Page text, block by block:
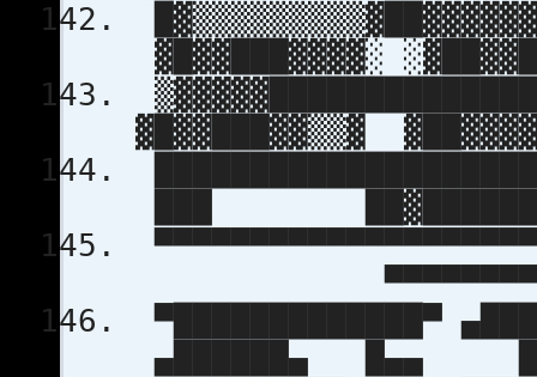
▓█▓▓███▓▓▓▓░
▓█▓▓███▓▓▒▒▓
███
▀█████████████▀
▄██████▄ █▄▄